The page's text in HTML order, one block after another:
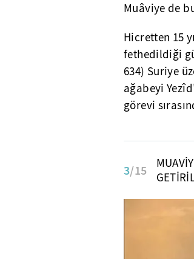
Muâviye de
Hicretten 15
fethedildiği
634) Suriye
ağabeyi
görevi
3/15